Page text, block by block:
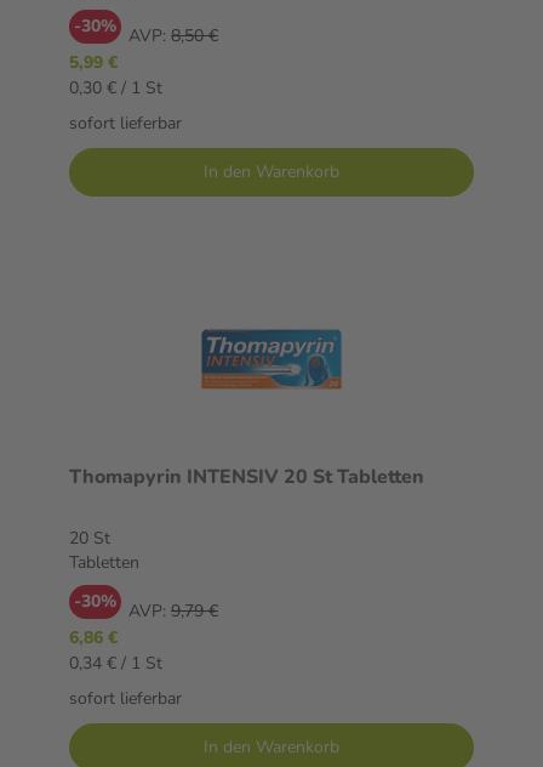
-30% AVP: 8,50 €
5,99 €
0,30 € / 1 St
sofort lieferbar
In den Warenkorb
Thomapyrin INTENSIV 20 St Tabletten
20 St
Tabletten
-30% AVP: 9,79 €
6,86 €
0,34 € / 1 St
sofort lieferbar
In den Warenkorb